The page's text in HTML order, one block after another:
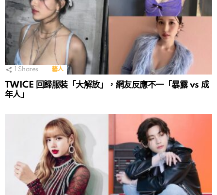
Shares 藝人
TWICE 回歸服裝「大解放」，網友反應不一「暴露 vs 成
年人」